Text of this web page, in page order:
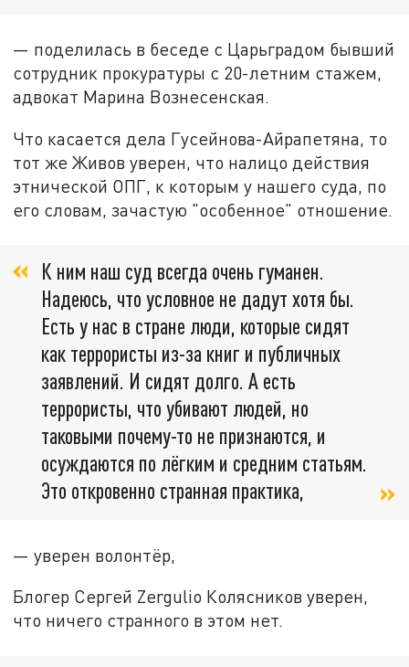
— поделилась в беседе с Царьградом бывший
сотрудник прокуратуры с 20-летним стажем,
адвокат Марина Вознесенская.
Что касается дела Гусейнова-Айрапетяна, то
тот же Живов уверен, что налицо действия
этнической ОПГ, к которым у нашего суда, по
его словам, зачастую "особенное" отношение.
К ним наш суд всегда очень гуманен.
Надеюсь, что условное не дадут хотя бы.
Есть у нас в стране люди, которые сидят
как террористы из-за книг и публичных
заявлений. И сидят долго. А есть
террористы, что убивают людей, но
таковыми почему-то не признаются, и
осуждаются по лёгким и средним статьям.
Это откровенно странная практика,
— уверен волонтёр,
Блогер Сергей Zergulio Колясников уверен,
что ничего странного в этом нет.